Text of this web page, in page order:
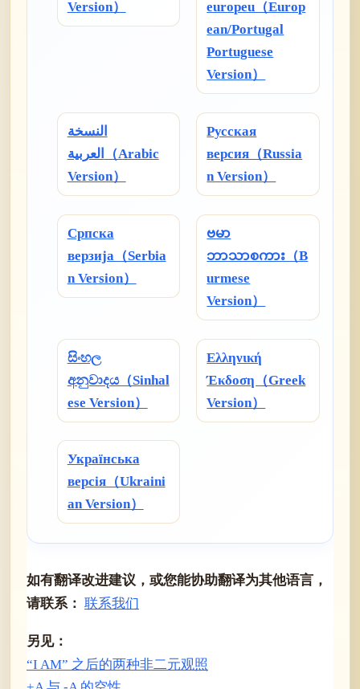
Version）
europeu（Europ
ean/Portugal
Portuguese
Version）
النسخة
العربية（Arabic
Version）
Русская
версия（Russia
n Version）
Српска
верзија（Serbia
n Version）
ဗမာ
ဘာသာစကား（B
urmese
Version）
සිංහල
අනුවාදය（Sinhal
ese Version）
Ελληνική
Έκδοση（Greek
Version）
Українська
версія（Ukraini
an Version）
如有翻译改进建议，或您能协助翻译为其他语言，
请联系： 联系我们
另见：
“I AM” 之后的两种非二元观照